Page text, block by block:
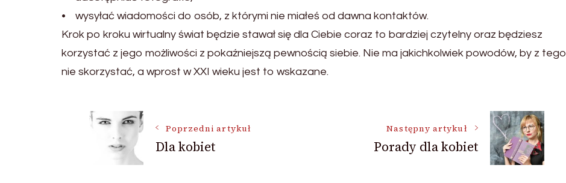
• wysyłać wiadomości do osób, z którymi nie miałeś od dawna kontaktów.
Krok po kroku wirtualny świat będzie stawał się dla Ciebie coraz to bardziej czytelny oraz będziesz
korzystać z jego możliwości z pokaźniejszą pewnością siebie. Nie ma jakichkolwiek powodów, by z tego
nie skorzystać, a wprost w XXI wieku jest to wskazane.
Nawigacja
wpisu
Poprzedni artykuł
Dla kobiet
Następny artykuł
Porady dla kobiet